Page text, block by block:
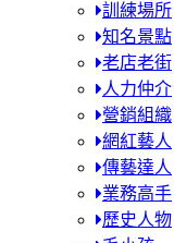
訓練場所
知名景點
老店老街
人力仲介
營銷組織
網紅藝人
傳藝達人
業務高手
歷史人物